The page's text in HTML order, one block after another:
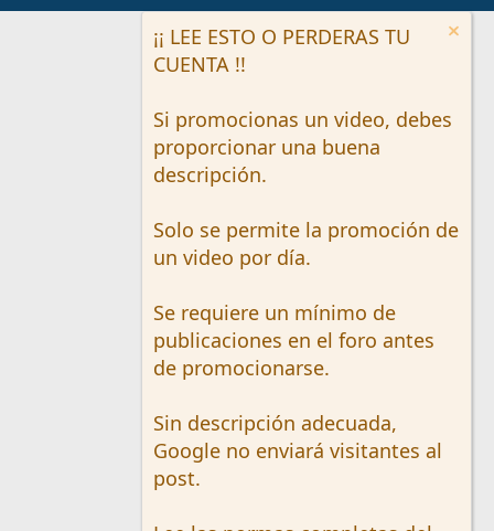
¡¡ LEE ESTO O PERDERAS TU
CUENTA !!
Si promocionas un video, debes
proporcionar una buena
descripción.
Solo se permite la promoción de
un video por día.
Se requiere un mínimo de
publicaciones en el foro antes
de promocionarse.
Sin descripción adecuada,
Google no enviará visitantes al
post.